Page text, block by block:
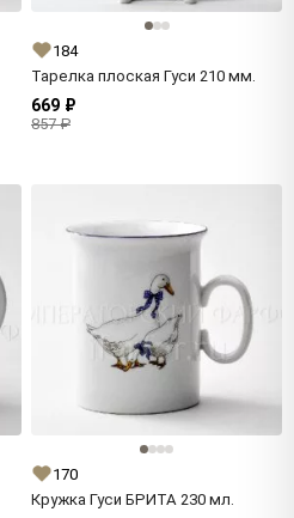
184
Тарелка плоская Гуси 210 мм.
669 ₽
857 ₽
170
Кружка Гуси БРИТА 230 мл.